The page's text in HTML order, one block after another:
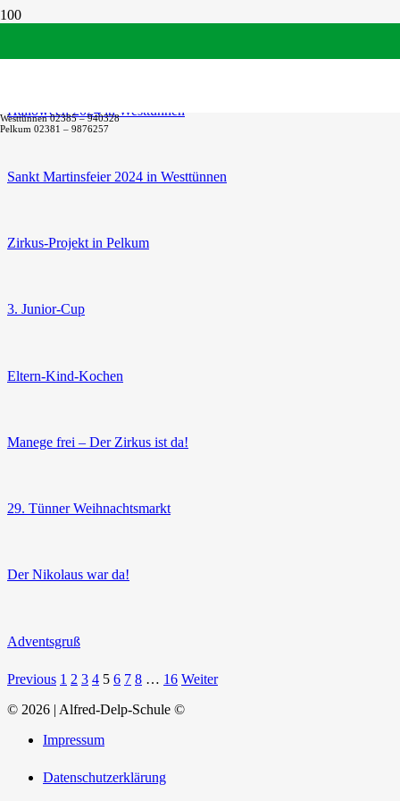
Westtünnen 02385 – 940328
Pelkum 02381 – 9876257
Halloween 2024 in Westtünnen
Sankt Martinsfeier 2024 in Westtünnen
Zirkus-Projekt in Pelkum
3. Junior-Cup
Eltern-Kind-Kochen
Manege frei – Der Zirkus ist da!
29. Tünner Weihnachtsmarkt
Der Nikolaus war da!
Adventsgruß
Previous 1 2 3 4 5 6 7 8 … 16 Weiter
© 2026 | Alfred-Delp-Schule ©
Impressum
Datenschutzerklärung